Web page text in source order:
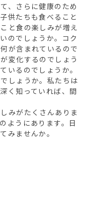
、さらに健康のため
供たちも食べること
と食の楽しみが増え
のでしょうか。コク
が含まれているので
変化するのでしょう
いるのでしょうか。
しょうか。私たちは
く知っていれば、間
みがたくさんありま
ようにあります。日
みませんか。